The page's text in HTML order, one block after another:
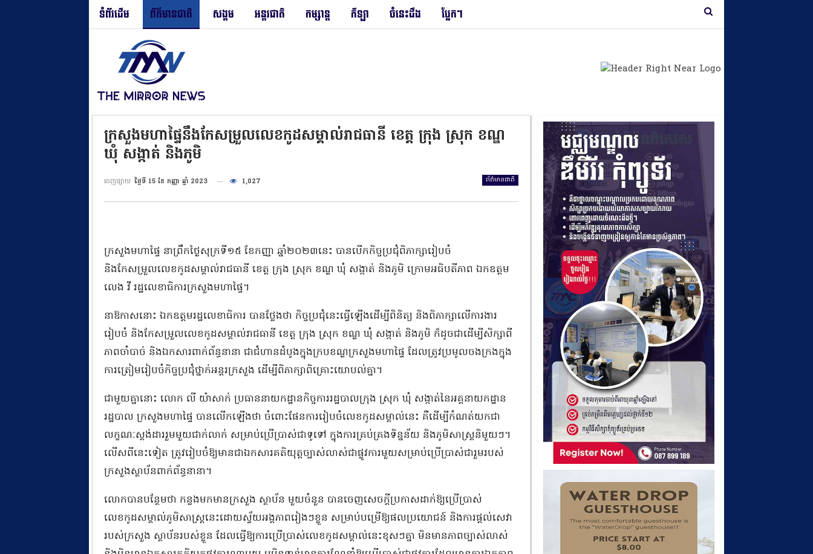
ទំព័រដើម ព័ត៌មានជាតិ សង្គម អន្តរជាតិ កម្សាន្ត កីឡា ចំនេះដឹង ប្លែកៗ
ក្រសួងមហាផ្ទៃនឹងកែសម្រួលលេខកូដសម្គាល់រាជធានី ខេត្ត ក្រុង ស្រុក ខណ្ឌ
ឃុំ សង្កាត់ និងភូមិ
ព័ត៌មានជាតិ
ចេញផ្សាយ ថ្ងៃទី 15 ខែ កញ្ញា ឆ្នាំ 2023 1,027
ក្រសួងមហាផ្ទៃ នាព្រឹកថ្ងៃសុក្រទី១៥ ខែកញ្ញា ឆ្នាំ២០២៣នេះ បានបើកកិច្ចប្រជុំពិភាក្សារៀបចំ
និងកែសម្រួលលេខកូដសម្គាល់រាជធានី ខេត្ត ក្រុង ស្រុក ខណ្ឌ ឃុំ សង្កាត់ និងភូមិ ក្រោមអធិបតីភាព ឯកឧត្តម
លេង វី រដ្ឋលេខាធិការក្រសួងមហាផ្ទៃ។
នាឱកាសនោះ ឯកឧត្តមរដ្ឋលេខាធិការ បានថ្លែងថា កិច្ចប្រជុំនេះធ្វើឡើងដើម្បីពិនិត្យ និងពិភាក្សាលើការងារ
រៀបចំ និងកែសម្រួលលេខកូដសម្គាល់រាជធានី ខេត្ត ក្រុង ស្រុក ខណ្ឌ ឃុំ សង្កាត់ និងភូមិ ក៏ដូចជាដើម្បីសិក្សាពី
ភាពចាំបាច់ និងឯកសារពាក់ព័ន្ធនានា ជាជំហានដំបូងក្នុងក្របខណ្ឌក្រសួងមហាផ្ទៃ ដែលត្រូវប្រមូលចងក្រងក្នុង
ការត្រៀមរៀបចំកិច្ចប្រជុំថ្នាក់អន្តរក្រសួង ដើម្បីពិភាក្សាពិគ្រោះយោបល់គ្នា។
ជាមួយគ្នានោះ លោក លី យ៉ាសាក់ ប្រធាននាយកដ្ឋានកិច្ចការរដ្ឋបាលក្រុង ស្រុក ឃុំ សង្កាត់នៃអគ្គនាយកដ្ឋាន
រដ្ឋបាល ក្រសួងមហាផ្ទៃ បានលើកឡើងថា ចំពោះផែនការរៀបចំលេខកូដសម្គាល់នេះ គឺដើម្បីកំណត់យកជា
លក្ខណៈស្តង់ដាររួមមួយជាក់លាក់ សម្រាប់ប្រើប្រាស់ជាទូទៅ ក្នុងការគ្រប់គ្រងទិន្នន័យ និងភូមិសាស្ត្រនិមួយៗ។
លើសពីនេះទៀត ត្រូវរៀបចំឱ្យមានជាឯកសារគតិយុត្តច្បាស់លាស់ជាផ្លូវការមួយសម្រាប់ប្រើប្រាស់ជារួមរបស់
ក្រសួងស្ថាប័នពាក់ព័ន្ធនានា។
លោកបានបន្ថែមថា កន្លងមកមានក្រសួង ស្ថាប័ន មួយចំនួន បានចេញសេចក្តីប្រកាសដាក់ឱ្យប្រើប្រាស់
លេខកូដសម្គាល់ភូមិសាស្ត្រនេះដោយស្វ័យអង្គភាពរៀងៗខ្លួន សម្រាប់បម្រើឱ្យផលប្រយោជន៍ និងការផ្តល់សេវា
របស់ក្រសួង ស្ថាប័នរបស់ខ្លួន ដែលធ្វើឱ្យការប្រើប្រាស់លេខកូដសម្គាល់នេះខុសៗគ្នា មិនមានភាពច្បាស់លាស់